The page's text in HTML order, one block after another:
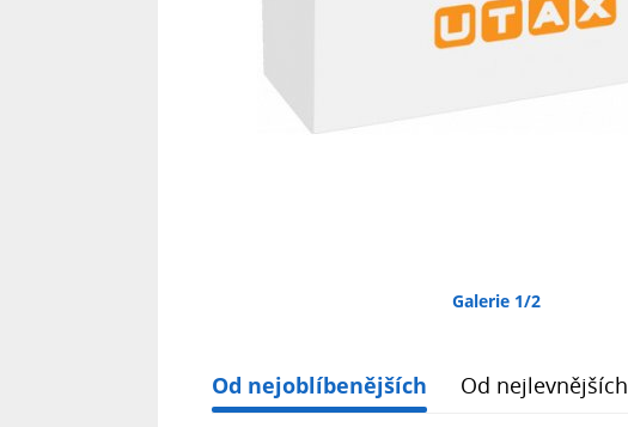
Galerie 1/2
Od nejoblíbenějších Od nejlevnějších